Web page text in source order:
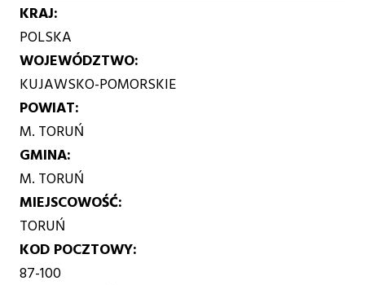
KRAJ
POLSKA
WOJEWÓDZTWO
KUJAWSKO-POMORSKIE
POWIAT
M. TORUŃ
GMINA
M. TORUŃ
MIEJSCOWOŚĆ
TORUŃ
KOD POCZTOWY
87-100